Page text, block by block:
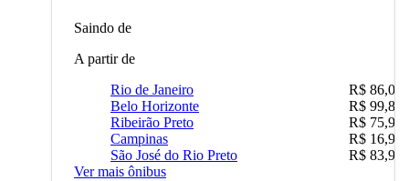
Saindo de
A partir de
Rio de Janeiro
R$ 86,00
Belo Horizonte
R$ 99,89
Ribeirão Preto
R$ 75,90
Campinas
R$ 16,90
São José do Rio Preto
R$ 83,90
Ver mais ônibus